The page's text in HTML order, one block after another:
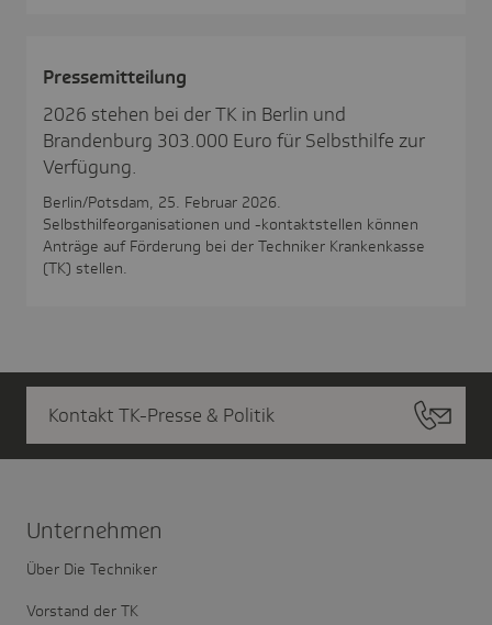
Pres­se­mit­tei­lung
2026 stehen bei der TK in Berlin und
Brandenburg 303.000 Euro für Selbsthilfe zur
Verfügung.
Berlin/Potsdam, 25. Februar 2026.
Selbsthilfeorganisationen und -kontaktstellen können
Anträge auf Förderung bei der Techniker Krankenkasse
(TK) stellen.
Kontakt TK-Presse & Politik
Unter­nehmen
Über Die Techniker
Vorstand der TK